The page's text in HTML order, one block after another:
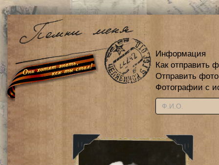
Информация
Как отправить
Отправить
Фотографии с